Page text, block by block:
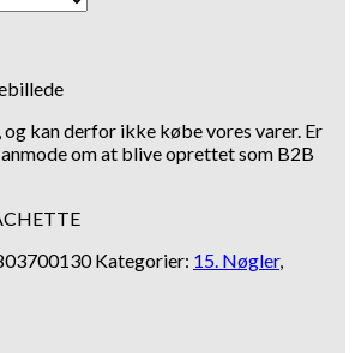
kan derfor ikke købe vores varer. Er
om at blive oprettet som B2B
Kategorier: 15. Nøgler,